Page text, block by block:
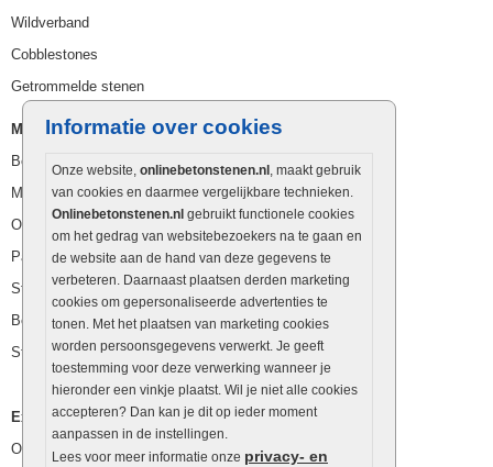
Informatie over cookies
Onze website, onlinebetonstenen.nl , maakt gebruik
van cookies en daarmee vergelijkbare technieken.
Onlinebetonstenen.nl gebruikt functionele cookies
om het gedrag van websitebezoekers na te gaan en
de website aan de hand van deze gegevens te
verbeteren. Daarnaast plaatsen derden marketing
cookies om gepersonaliseerde advertenties te
tonen. Met het plaatsen van marketing cookies
worden persoonsgegevens verwerkt. Je geeft
toestemming voor deze verwerking wanneer je
hieronder een vinkje plaatst. Wil je niet alle cookies
accepteren? Dan kan je dit op ieder moment
aanpassen in de instellingen.
Lees voor meer informatie onze privacy- en
Wildverband
Cobblestones
Getrommelde stenen
Muurelementen
Betonbielzen
Muurstenen
Opsluitbanden
Palissaden
Stapelblokken
Betonblokken
Stapelstenen
Extra benodigdheden
Ophoogzand